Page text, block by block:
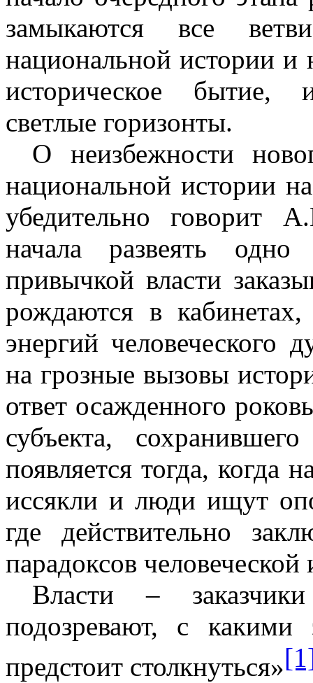
замыкаются все
национальной истории и
историческое бытие,
светлые горизонты.
О неизбежности
национальной истории
убедительно говорит
начала развеять одно
привычкой власти
рождаются в
энергий человеческого
на грозные вызовы
ответ осажденного
субъекта,
появляется тогда, когда
иссякли и люди ищут
где действительно
парадоксов человеческой
Власти –
подозревают, с
предстоит столкнуться»